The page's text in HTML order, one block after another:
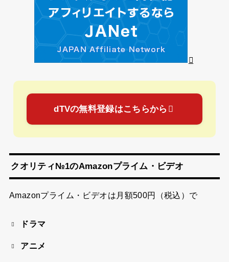
dTVの無料登録はこちらから
クオリティ№1のAmazonプライム・ビデオ
Amazonプライム・ビデオは 月額500円（税込） で
ドラマ
アニメ